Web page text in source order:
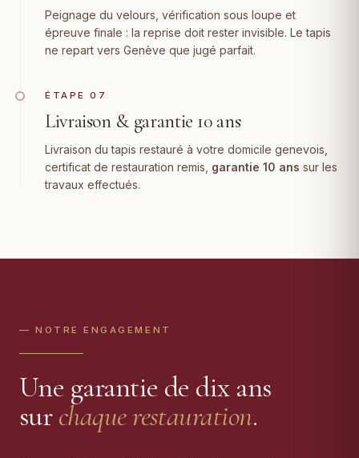
Peignage du velours, vérification sous loupe et
épreuve finale : la reprise doit rester invisible. Le tapis
ne repart vers Genève que jugé parfait.
ÉTAPE 07
Livraison & garantie 10 ans
Livraison du tapis restauré à votre domicile genevois,
certificat de restauration remis, garantie 10 ans sur les
travaux effectués.
— NOTRE ENGAGEMENT
Une garantie de dix ans
surchaque restauration.